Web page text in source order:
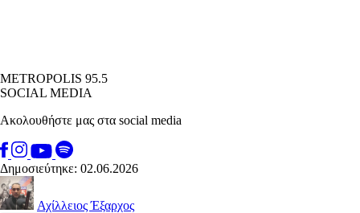
METROPOLIS 95.5
SOCIAL MEDIA
Ακολουθήστε μας στα social media
Δημοσιεύτηκε: 02.06.2026
Αχίλλειος Έξαρχος